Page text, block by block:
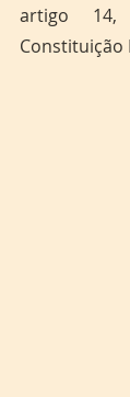
artigo
Constituição